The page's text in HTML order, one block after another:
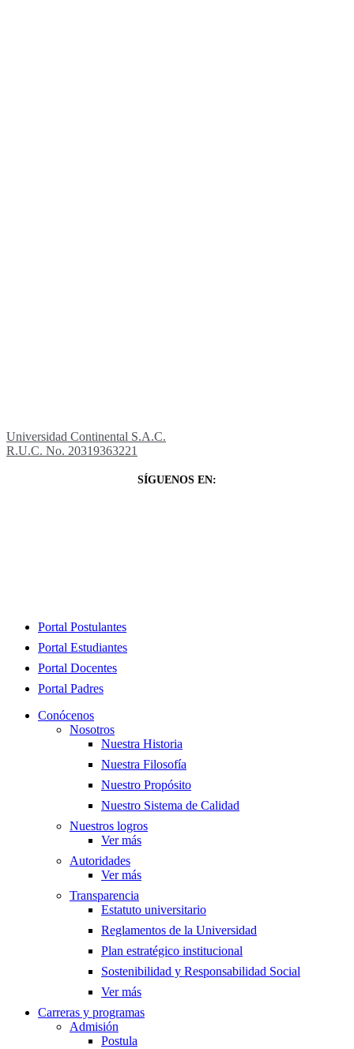
Universidad Continental S.A.C.
R.U.C. No. 20319363221
SÍGUENOS EN:
Close
Portal Postulantes
Portal Estudiantes
Portal Docentes
Portal Padres
Conócenos
Nosotros
Nuestra Historia
Nuestra Filosofía
Nuestro Propósito
Nuestro Sistema de Calidad
Nuestros logros
Ver más
Autoridades
Ver más
Transparencia
Estatuto universitario
Reglamentos de la Universidad
Plan estratégico institucional
Sostenibilidad y Responsabilidad Social
Ver más
Carreras y programas
Admisión
Postula